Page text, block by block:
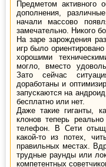
Предметом активного
дополнения,
начали массово
замечательно. Никого
На заре зарождения
игр было
хорошими
могло, вместо
Зато сейчас
доработаны и
запускаются на
бесплатно или нет.
Даже такие гиганты,
клонов теперь
телефон. В Сети
какой-то из потех,
правильных местах.
трудные раунды или
компетентных